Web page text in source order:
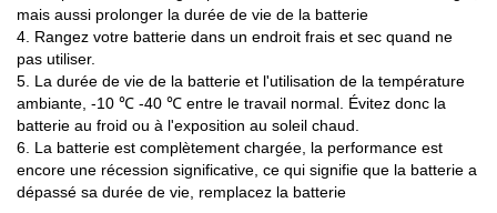
mais aussi prolonger la durée de vie de la batterie
4. Rangez votre batterie dans un endroit frais et sec quand ne
pas utiliser.
5. La durée de vie de la batterie et l'utilisation de la température
ambiante, -10 ℃ -40 ℃ entre le travail normal. Évitez donc la
batterie au froid ou à l'exposition au soleil chaud.
6. La batterie est complètement chargée, la performance est
encore une récession significative, ce qui signifie que la batterie a
dépassé sa durée de vie, remplacez la batterie